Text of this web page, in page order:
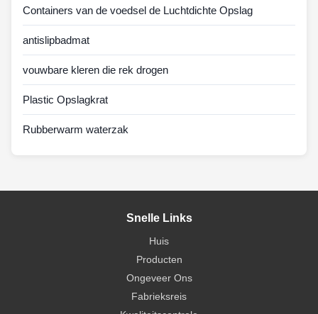
Containers van de voedsel de Luchtdichte Opslag
antislipbadmat
vouwbare kleren die rek drogen
Plastic Opslagkrat
Rubberwarm waterzak
Snelle Links
Huis
Producten
Ongeveer Ons
Fabrieksreis